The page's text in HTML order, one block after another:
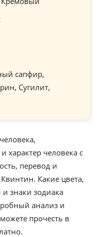
сапфир,
Сугилит,
характер человека с
перевод и
Какие цвета,
знаки зодиака
анализ и
прочесть в